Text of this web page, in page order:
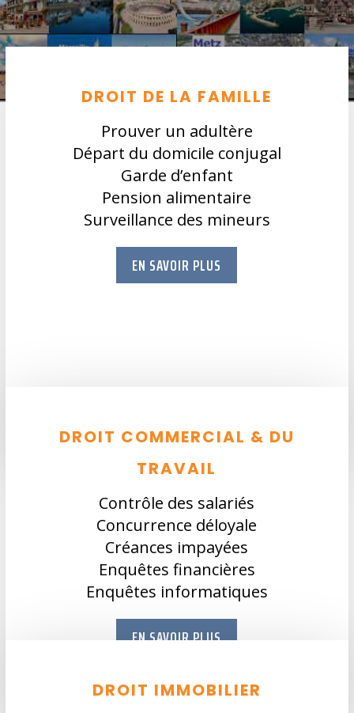
DROIT DE LA FAMILLE
Prouver un adultère
Départ du domicile conjugal
Garde d’enfant
Pension alimentaire
Surveillance des mineurs
EN SAVOIR PLUS
DROIT COMMERCIAL & DU
TRAVAIL
Contrôle des salariés
Concurrence déloyale
Créances impayées
Enquêtes financières
Enquêtes informatiques
EN SAVOIR PLUS
DROIT IMMOBILIER